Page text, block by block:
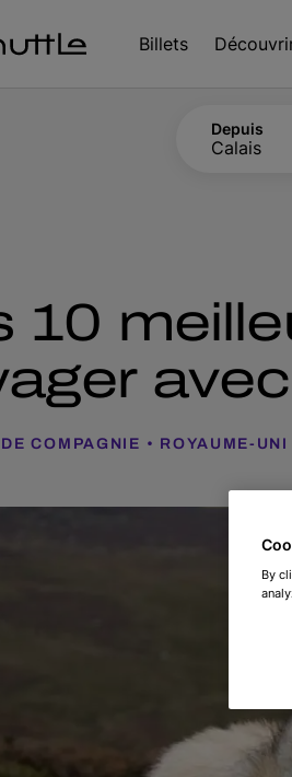
Billets
Depuis
Calais
10
COMPAGNIE ROYAUME-UNI
By